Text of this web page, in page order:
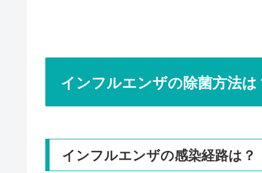
インフルエンザの除菌方法は
インフルエンザの感染経路は？